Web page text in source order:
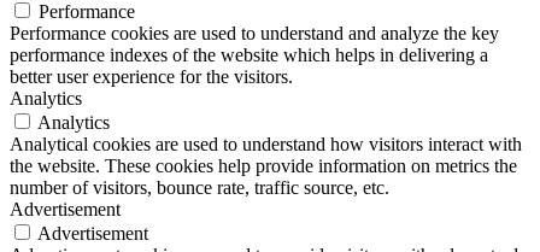
Performance
Performance cookies are used to understand and analyze the key
performance indexes of the website which helps in delivering a
better user experience for the visitors.
Analytics
Analytics
Analytical cookies are used to understand how visitors interact with
the website. These cookies help provide information on metrics the
number of visitors, bounce rate, traffic source, etc.
Advertisement
Advertisement